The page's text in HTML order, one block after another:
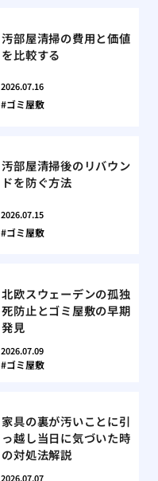
汚部屋清掃の費用と価値
を比較する
2026.07.16
ゴミ屋敷
汚部屋清掃後のリバウン
ドを防ぐ方法
2026.07.15
ゴミ屋敷
北欧スウェーデンの孤独
死防止とゴミ屋敷の早期
発見
2026.07.09
ゴミ屋敷
家具の裏が汚いことに引
っ越し当日に気づいた時
の対処法解説
2026.07.07